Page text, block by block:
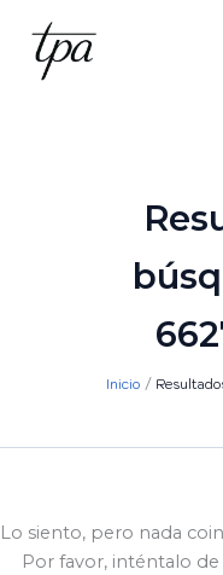
contenido
Inicio
Lo siento, pero nada
Por favor, inténtalo